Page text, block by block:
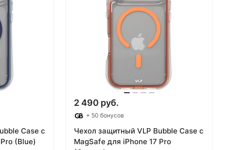
Case с
(Blue)
2 490 руб.
+ 50 бонусов
Чехол защитный VLP Bubble Case с
MagSafe для iPhone 17 Pro